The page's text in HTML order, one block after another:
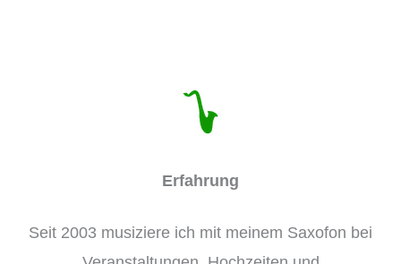
Erfahrung
Seit 2003 musiziere ich mit meinem Saxofon bei